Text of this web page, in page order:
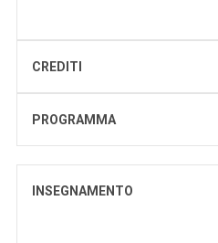
CREDITI
PROGRAMMA
INSEGNAMENTO